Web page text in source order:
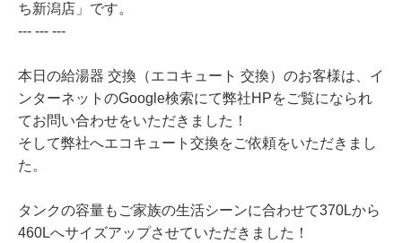
ち新潟店」です。
--- --- ---
本日の給湯器 交換（エコキュート 交換）のお客様は、イ
ンターネットのGoogle検索にて弊社HPをご覧になられ
てお問い合わせをいただきました！
そして弊社へエコキュート交換をご依頼をいただきまし
た。
タンクの容量もご家族の生活シーンに合わせて370Lから
460Lへサイズアップさせていただきました！